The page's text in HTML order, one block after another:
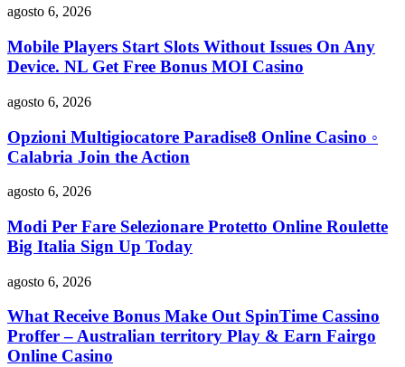
agosto 6, 2026
Mobile Players Start Slots Without Issues On Any
Device. NL Get Free Bonus MOI Casino
agosto 6, 2026
Opzioni Multigiocatore Paradise8 Online Casino ◦
Calabria Join the Action
agosto 6, 2026
Modi Per Fare Selezionare Protetto Online Roulette
Big Italia Sign Up Today
agosto 6, 2026
What Receive Bonus Make Out SpinTime Cassino
Proffer – Australian territory Play & Earn Fairgo
Online Casino